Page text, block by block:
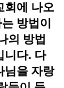
회에 나오
방법이
의 방법
니다. 다
님을 자랑